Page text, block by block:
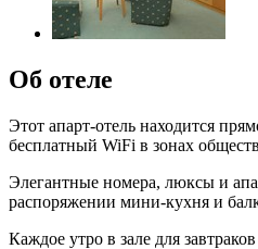
Об отеле
Этот апарт-отель находится
бесплатный WiFi в зонах
Элегантные номера, люксы и
распоряжении мини-кухня и
Каждое утро в зале для